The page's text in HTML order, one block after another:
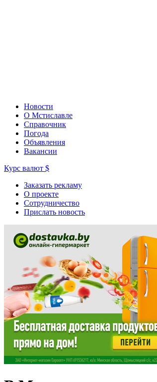
Новости
О Мстиславле
Справочник
Погода
Объявления
Вакансии
Курс валют $
Заказать рекламу
О проекте
Сотрудничество
Прислать новость